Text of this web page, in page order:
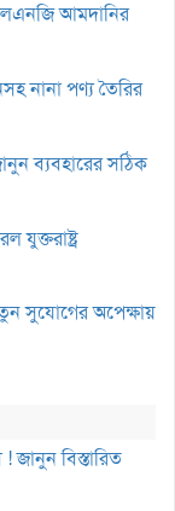
আমদানির
নানা পণ্য তৈরির
ব্যবহারের সঠিক
যুক্তরাষ্ট্র
সুযোগের অপেক্ষায়
জানুন বিস্তারিত